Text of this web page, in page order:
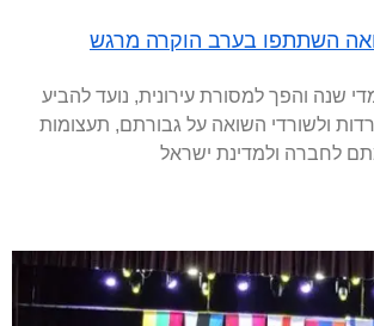
השואה השתתפו בערב הוקרה מרגש
שנה והפך למסורת עירונית, נועד להביע
ולשורדי השואה על גבורתם, תעצומות
לחברה ולמדינת ישראל